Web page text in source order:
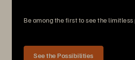
Be among the first to see the limitless
See the Possibilities